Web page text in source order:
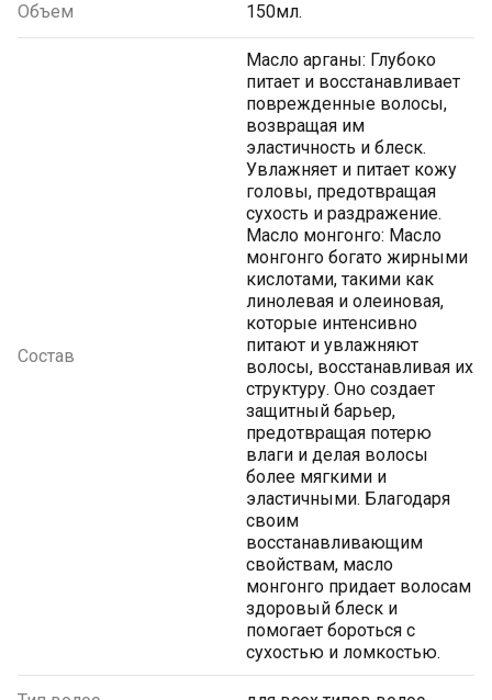
Объем 150мл.
Состав
Масло арганы: Глубоко
питает и восстанавливает
поврежденные волосы,
возвращая им
эластичность и блеск.
Увлажняет и питает кожу
головы, предотвращая
сухость и раздражение.
Масло монгонго: Масло
монгонго богато жирными
кислотами, такими как
линолевая и олеиновая,
которые интенсивно
питают и увлажняют
волосы, восстанавливая их
структуру. Оно создает
защитный барьер,
предотвращая потерю
влаги и делая волосы
более мягкими и
эластичными. Благодаря
своим
восстанавливающим
свойствам, масло
монгонго придает волосам
здоровый блеск и
помогает бороться с
сухостью и ломкостью.